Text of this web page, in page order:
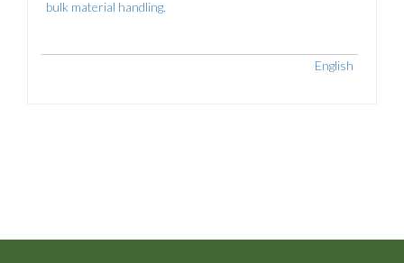
bulk material handling.
English